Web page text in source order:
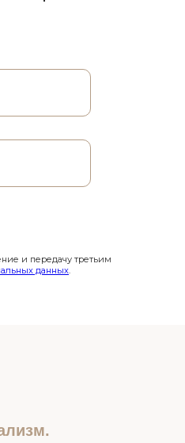
и передачу третьим
данных.